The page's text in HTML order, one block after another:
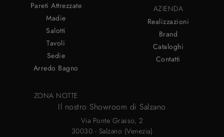
Pareti Attrezzate
Madie
Salotti
Tavoli
Sedie
Arredo Bagno
ZONA NOTTE
AZIENDA
Realizzazioni
Brand
Cataloghi
Contatti
Il nostro Showroom di Salzano
Via Ponte Grasso, 2
30030 - Salzano (Venezia)